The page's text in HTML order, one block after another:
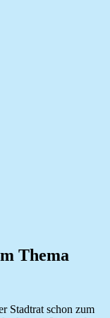
Thema
Stadtrat schon zum